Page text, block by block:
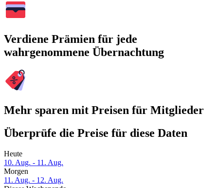
Verdiene Prämien für jede
wahrgenommene Übernachtung
Mehr sparen mit Preisen für Mitglieder
Überprüfe die Preise für diese Daten
Heute
10. Aug. - 11. Aug.
Morgen
11. Aug. - 12. Aug.